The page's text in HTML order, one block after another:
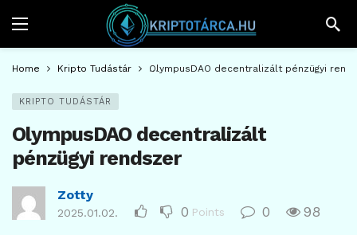
Home Kripto Tudástár OlympusDAO decentralizált pénzügyi
KRIPTO TUDÁSTÁR
OlympusDAO decentralizált
pénzügyi rendszer
Zotty
2025.01.02. 0 Points 0 98